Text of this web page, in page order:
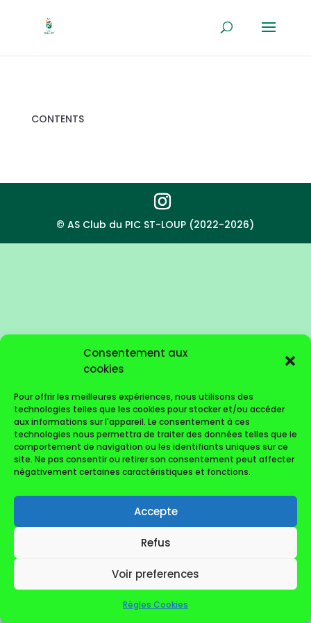
Consentement aux
cookies
Pour offrir les meilleures expériences, nous utilisons des
technologies telles que les cookies pour stocker et/ou accéder
aux informations sur l'appareil. Le consentement à ces
technologies nous permettra de traiter des données telles que le
comportement de navigation ou les identifiants uniques sur ce
site. Ne pas consentir ou retirer son consentement peut affecter
négativement certaines caractéristiques et fonctions.
Accepte
Refus
Voir preferences
Règles Cookies
CONTENTS
© AS Club du PIC ST-LOUP (2022-2026)